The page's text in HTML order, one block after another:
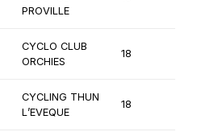
PROVILLE
CYCLO CLUB
ORCHIES
18
CYCLING THUN
L’EVEQUE
18